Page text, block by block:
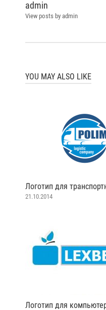
admin
View posts by admin
YOU MAY ALSO LIKE
Логотип для
21.10.2014
Логотип для